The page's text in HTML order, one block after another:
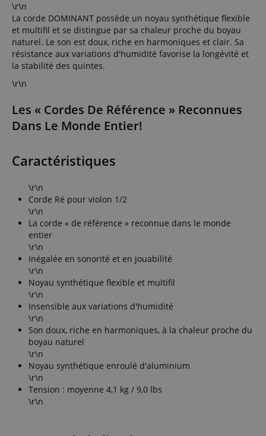
\r\n
La corde DOMINANT possède un noyau synthétique flexible
et multifil et se distingue par sa chaleur proche du boyau
naturel. Le son est doux, riche en harmoniques et clair. Sa
résistance aux variations d'humidité favorise la longévité et
la stabilité des quintes.
\r\n
Les « Cordes De Référence » Reconnues
Dans Le Monde Entier!
Caractéristiques
\r\n
Corde Ré pour violon 1/2
\r\n
La corde « de référence » reconnue dans le monde
entier
\r\n
Inégalée en sonorité et en jouabilité
\r\n
Noyau synthétique flexible et multifil
\r\n
Insensible aux variations d'humidité
\r\n
Son doux, riche en harmoniques, à la chaleur proche du
boyau naturel
\r\n
Noyau synthétique enroulé d'aluminium
\r\n
Tension : moyenne 4,1 kg / 9,0 lbs
\r\n